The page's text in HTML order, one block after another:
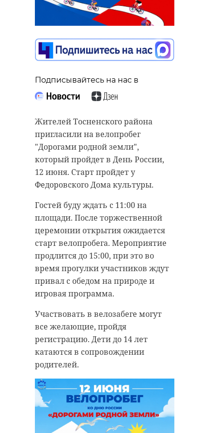
Подписывайтесь на нас в
Жителей Тосненского района
пригласили на велопробег
"Дорогами родной земли",
который пройдет в День России,
12 июня. Старт пройдет у
Федоровского Дома культуры.
Гостей буду ждать с 11:00 на
площади. После торжественной
церемонии открытия ожидается
старт велопробега. Мероприятие
продлится до 15:00, при это во
время прогулки участников ждут
привал с обедом на природе и
игровая программа.
Участвовать в велозабеге могут
все желающие, пройдя
регистрацию. Дети до 14 лет
катаются в сопровождении
родителей.